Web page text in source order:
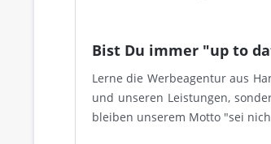
Bist Du immer "up to
Lerne die Werbeagentur aus
und unseren Leistungen,
bleiben unserem Motto "sei